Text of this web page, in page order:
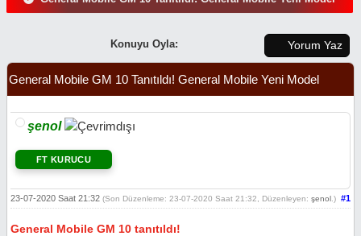
Yorum Yaz
Konuyu Oyla:
General Mobile GM 10 Tanıtıldı! General Mobile Yeni Model
şenol
FT KURUCU
#1
23-07-2020 Saat 21:32(Son Düzenleme: 23-07-2020 Saat 21:32, Düzenleyen:şenol .)
General Mobile GM 10 tanıtıldı!